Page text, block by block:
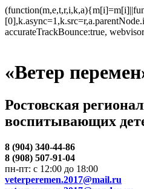
accurateTrackBounce:true,
«Ветер
Ростовская
воспитывающих
8 (904) 340-44-86
8 (908) 507-91-04
пн-пт: с 12:00 до 18:00
veterperemen.2017@mail.ru